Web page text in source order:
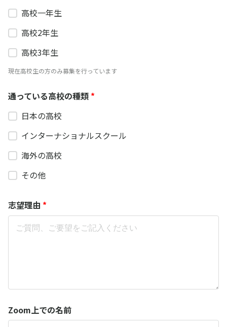
高校一年生
高校2年生
高校3年生
現在高校生の方のみ募集を行っています
通っている高校の種類 *
日本の高校
インターナショナルスクール
海外の高校
その他
志望理由 *
Zoom上での名前